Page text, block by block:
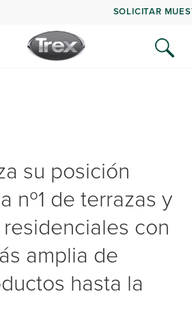
SOLICITAR
su posición
nº1 de terrazas y
con
amplia de
hasta la